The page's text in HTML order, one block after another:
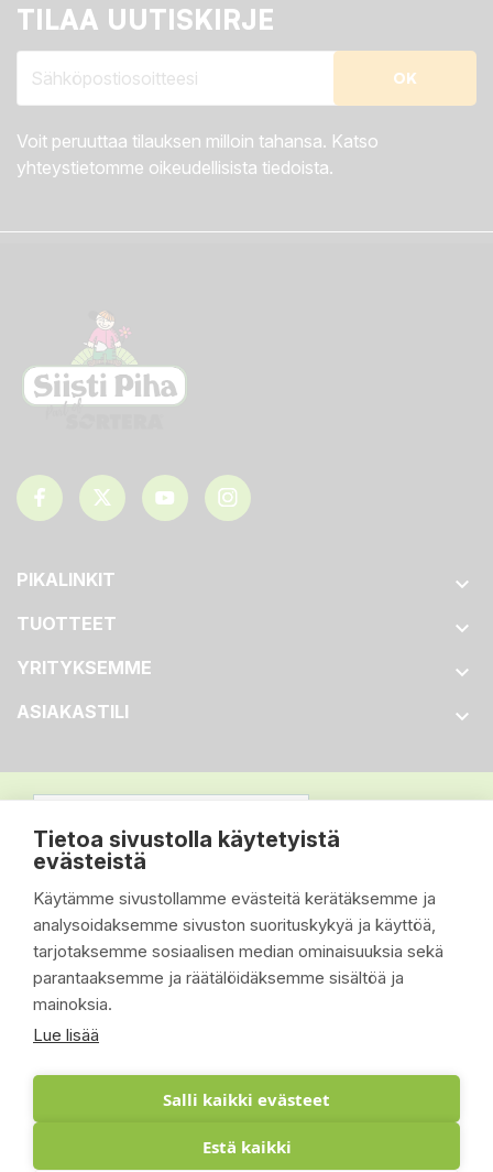
Tietoa sivustolla käytetyistä
evästeistä
Käytämme sivustollamme evästeitä kerätäksemme ja
analysoidaksemme sivuston suorituskykyä ja käyttöä,
tarjotaksemme sosiaalisen median ominaisuuksia sekä
parantaaksemme ja räätälöidäksemme sisältöä ja
mainoksia.
Lue lisää
Salli kaikki evästeet
Estä kaikki
TILAA UUTISKIRJE
Voit peruuttaa tilauksen milloin tahansa. Katso
yhteystietomme oikeudellisista tiedoista.
PIKALINKIT 
TUOTTEET 
YRITYKSEMME 
ASIAKASTILI 